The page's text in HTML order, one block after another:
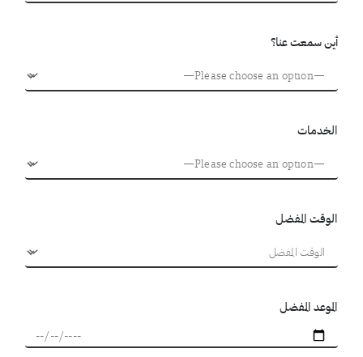
أين سمعت عنا؟
الخدمات
الوقت المفضل
الموعد المفضل